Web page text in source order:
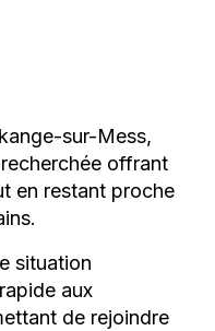
sur-Mess,
offrant
en restant proche
situation
aux
de rejoindre